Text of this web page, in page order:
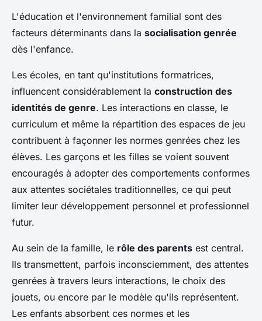
L'éducation et l'environnement familial sont des
facteurs déterminants dans la socialisation genrée
dès l'enfance.
Les écoles, en tant qu'institutions formatrices,
influencent considérablement la construction des
identités de genre. Les interactions en classe, le
curriculum et même la répartition des espaces de jeu
contribuent à façonner les normes genrées chez les
élèves. Les garçons et les filles se voient souvent
encouragés à adopter des comportements conformes
aux attentes sociétales traditionnelles, ce qui peut
limiter leur développement personnel et professionnel
futur.
Au sein de la famille, le rôle des parents est central.
Ils transmettent, parfois inconsciemment, des attentes
genrées à travers leurs interactions, le choix des
jouets, ou encore par le modèle qu'ils représentent.
Les enfants absorbent ces normes et les